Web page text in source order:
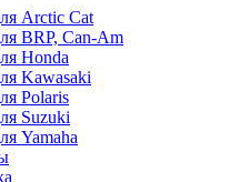
Arctic Cat
BRP, Can-Am
Honda
Kawasaki
Polaris
Suzuki
Yamaha